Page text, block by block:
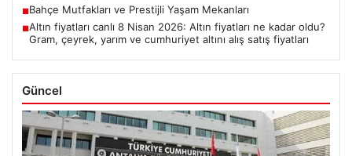
■Bahçe Mutfakları ve Prestijli Yaşam Mekanları
■Altın fiyatları canlı 8 Nisan 2026: Altın fiyatları ne kadar oldu?
Gram, çeyrek, yarım ve cumhuriyet altını alış satış fiyatları
Güncel